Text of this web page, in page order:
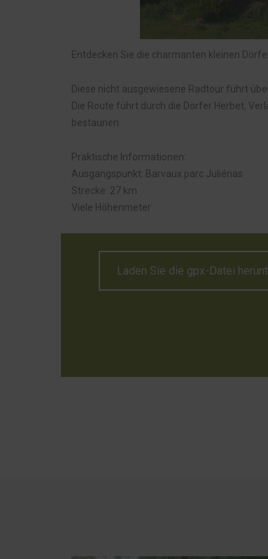
Entdecken Sie die charmanten kleinen
Diese nicht ausgewiesene Radtour führt
Die Route führt durch die Dörfer Herbet,
bestaunen.
Praktische Informationen:
Ausgangspunkt: Barvaux parc Juliénas
Strecke: 27 km
Viele Höhenmeter
Laden Sie die gpx-Datei